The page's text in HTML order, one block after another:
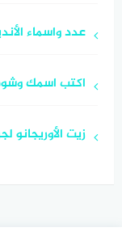
عدد واسماء
اكتب اسمك
زيت الأوريجانو